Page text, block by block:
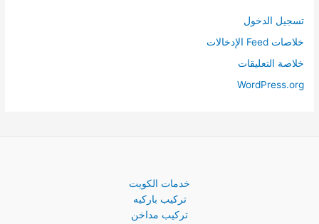
تسجيل الدخول
خلاصات Feed الإدخالات
خلاصة التعليقات
WordPress.org
خدمات الكويت
تركيب باركيه
تركيب مداخن